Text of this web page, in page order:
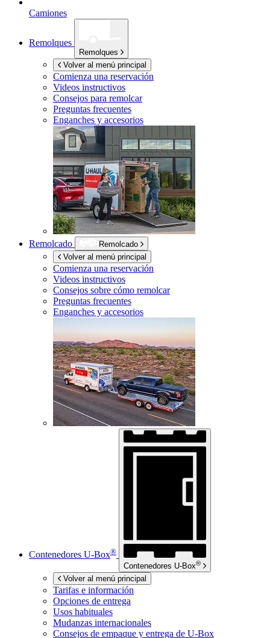
Camiones
Remolques
Remolques
Volver al menú principal
Comienza una reservación
Videos instructivos
Consejos para remolcar
Preguntas frecuentes
Enganches y accesorios
Remolcado
Remolcado
Volver al menú principal
Comienza una reservación
Videos instructivos
Consejos sobre cómo remolcar
Preguntas frecuentes
Enganches y accesorios
Contenedores U-Box®
Contenedores U-Box®
Volver al menú principal
Tarifas e información
Opciones de entrega
Usos habituales
Mudanzas internacionales
Consejos de empaque y entrega de U-Box